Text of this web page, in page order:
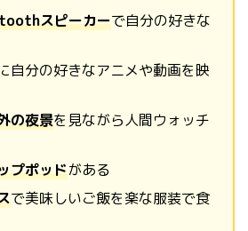
スピーカーで自分の好きな
自分の好きなアニメや動画を映
の夜景を見ながら人間ウォッチ
プポッドがある
で美味しいご飯を楽な服装で食